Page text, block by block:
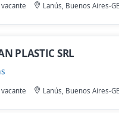
Lanús, Buenos Aires-
PLASTIC SRL
Lanús, Buenos Aires-